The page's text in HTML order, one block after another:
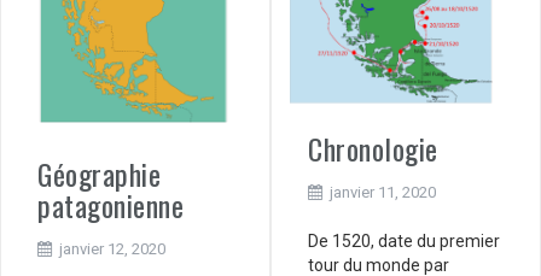
Géographie
patagonienne
janvier 12, 2020
Chronologie
janvier 11, 2020
De 1520, date du premier
tour du monde par